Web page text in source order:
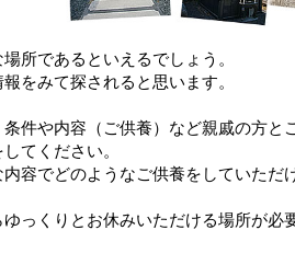
所であるといえるでしょう。
をみて探されると思います。
件や内容（ご供養）など親戚の方と
てください。
容でどのようなご供養をしていただ
っくりとお休みいただける場所が必